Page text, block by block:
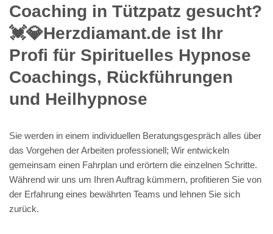
Coaching in Tützpatz gesucht?
💓️💎Herzdiamant.de ist Ihr
Profi für Spirituelles Hypnose
Coachings, Rückführungen
und Heilhypnose
Sie werden in einem individuellen Beratungsgespräch alles über
das Vorgehen der Arbeiten professionell; Wir entwickeln
gemeinsam einen Fahrplan und erörtern die einzelnen Schritte.
Während wir uns um Ihren Auftrag kümmern, profitieren Sie von
der Erfahrung eines bewährten Teams und lehnen Sie sich
zurück.